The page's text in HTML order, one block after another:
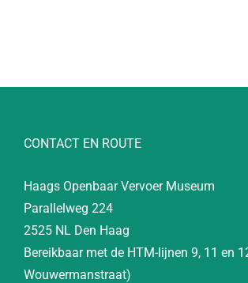
CONTACT EN ROUTE
Haags Openbaar Vervoer Museum
Parallelweg 224
2525 NL Den Haag
Bereikbaar met de HTM-lijnen 9, 11 en
Wouwermanstraat)